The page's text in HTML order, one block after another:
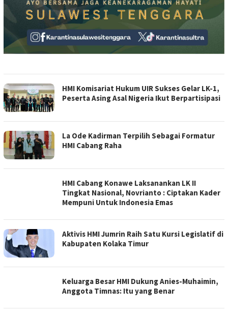
HMI Komisariat Hukum UIR Sukses Gelar LK-1,
Peserta Asing Asal Nigeria Ikut Berpartisipasi
La Ode Kadirman Terpilih Sebagai Formatur
HMI Cabang Raha
HMI Cabang Konawe Laksanankan LK II
Tingkat Nasional, Novrianto : Ciptakan Kader
Mempuni Untuk Indonesia Emas
Aktivis HMI Jumrin Raih Satu Kursi Legislatif di
Kabupaten Kolaka Timur
Keluarga Besar HMI Dukung Anies-Muhaimin,
Anggota Timnas: Itu yang Benar